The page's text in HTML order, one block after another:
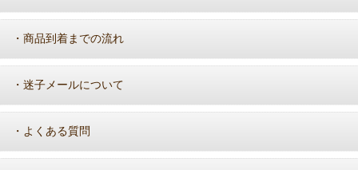
・ 商品到着までの流れ
・ 迷子メールについて
・ よくある質問